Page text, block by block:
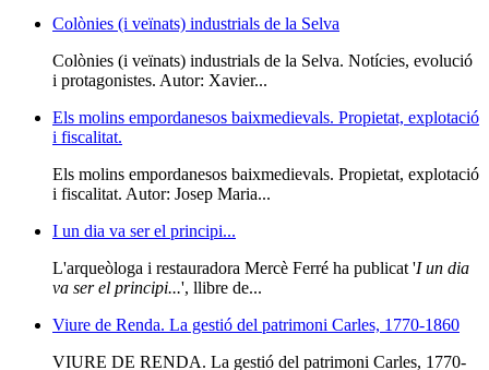
Colònies (i veïnats) industrials de la Selva
Colònies (i veïnats) industrials de la Selva. Notícies, evolució
i protagonistes. Autor: Xavier...
Els molins empordanesos baixmedievals. Propietat, explotació
i fiscalitat.
Els molins empordanesos baixmedievals. Propietat, explotació
i fiscalitat. Autor: Josep Maria...
I un dia va ser el principi...
L'arqueòloga i restauradora Mercè Ferré ha publicat 'I un dia
va ser el principi...', llibre de...
Viure de Renda. La gestió del patrimoni Carles, 1770-1860
VIURE DE RENDA. La gestió del patrimoni Carles, 1770-